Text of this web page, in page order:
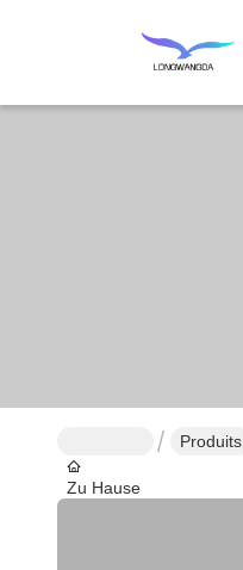
Zu Hause
Produits